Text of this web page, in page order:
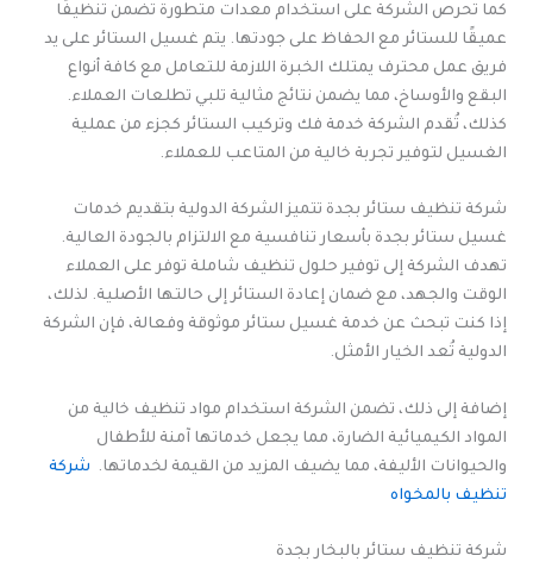
كما تحرص الشركة على استخدام معدات متطورة تضمن تنظيفًا
عميقًا للستائر مع الحفاظ على جودتها. يتم غسيل الستائر على يد
فريق عمل محترف يمتلك الخبرة اللازمة للتعامل مع كافة أنواع
البقع والأوساخ، مما يضمن نتائج مثالية تلبي تطلعات العملاء.
كذلك، تُقدم الشركة خدمة فك وتركيب الستائر كجزء من عملية
الغسيل لتوفير تجربة خالية من المتاعب للعملاء.
شركة تنظيف ستائر بجدة تتميز الشركة الدولية بتقديم خدمات
غسيل ستائر بجدة بأسعار تنافسية مع الالتزام بالجودة العالية.
تهدف الشركة إلى توفير حلول تنظيف شاملة توفر على العملاء
الوقت والجهد، مع ضمان إعادة الستائر إلى حالتها الأصلية. لذلك،
إذا كنت تبحث عن خدمة غسيل ستائر موثوقة وفعالة، فإن الشركة
الدولية تُعد الخيار الأمثل.
إضافة إلى ذلك، تضمن الشركة استخدام مواد تنظيف خالية من
المواد الكيميائية الضارة، مما يجعل خدماتها آمنة للأطفال
والحيوانات الأليفة، مما يضيف المزيد من القيمة لخدماتها. شركة
تنظيف بالمخواه
شركة تنظيف ستائر بالبخار بجدة